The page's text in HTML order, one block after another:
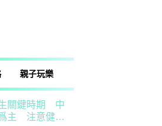
親子玩樂
關鍵時期 中
主 注意健脾